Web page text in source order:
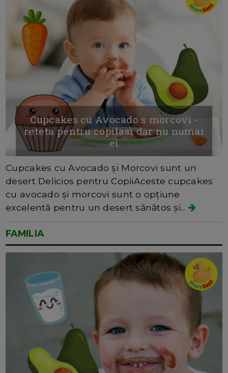
Cupcakes cu Avocado s morcovi -
reteta pentru copilasi dar nu numai
ei
Cupcakes cu Avocado și Morcovi sunt un
desert Delicios pentru CopiiAceste cupcakes
cu avocado și morcovi sunt o opțiune
excelentă pentru un desert sănătos și...
FAMILIA